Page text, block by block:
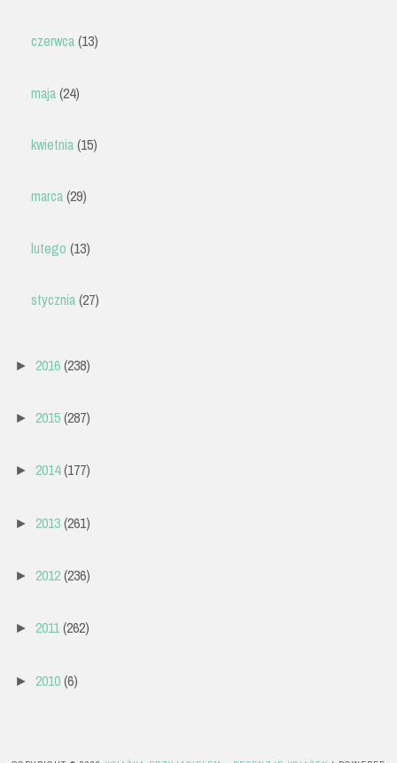
czerwca(13)
maja(24)
kwietnia(15)
marca(29)
lutego (13)
stycznia(27)
► 2016(238)
► 2015(287)
► 2014(177)
► 2013(261)
► 2012(236)
► 2011(262)
► 2010(6)